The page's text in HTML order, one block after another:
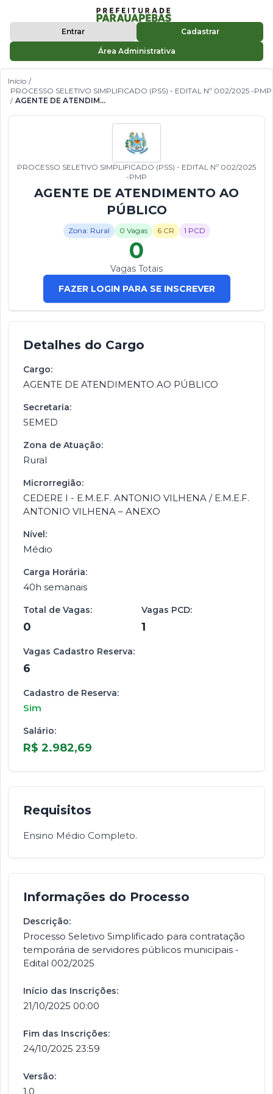
Entrar Cadastrar
Área Administrativa
Início /
PROCESSO SELETIVO SIMPLIFICADO (PSS) - EDITAL Nº 002/2025 -PMP
/
AGENTE DE ATENDIMENTO AO PÚBLICO
PROCESSO SELETIVO SIMPLIFICADO (PSS) - EDITAL Nº 002/2025
-PMP
AGENTE DE ATENDIMENTO AO
PÚBLICO
Zona: Rural 0 Vagas 6 CR 1 PCD
0
Vagas Totais
FAZER LOGIN PARA SE INSCREVER
Detalhes do Cargo
Cargo:
AGENTE DE ATENDIMENTO AO PÚBLICO
Secretaria:
SEMED
Zona de Atuação:
Rural
Microrregião:
CEDERE I - E.M.E.F. ANTONIO VILHENA / E.M.E.F.
ANTONIO VILHENA – ANEXO
Nível:
Médio
Carga Horária:
40h semanais
Total de Vagas:
0
Vagas PCD:
1
Vagas Cadastro Reserva:
6
Cadastro de Reserva:
Sim
Salário:
R$ 2.982,69
Requisitos
Ensino Médio Completo.
Informações do Processo
Descrição:
Processo Seletivo Simplificado para contratação
temporária de servidores públicos municipais -
Edital 002/2025
Início das Inscrições:
21/10/2025 00:00
Fim das Inscrições:
24/10/2025 23:59
Versão:
1.0